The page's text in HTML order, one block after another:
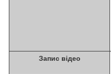
Запис відео